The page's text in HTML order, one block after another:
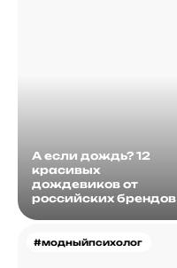
А если дождь? 12
красивых
дождевиков от
российских брендов
#модныйпсихолог